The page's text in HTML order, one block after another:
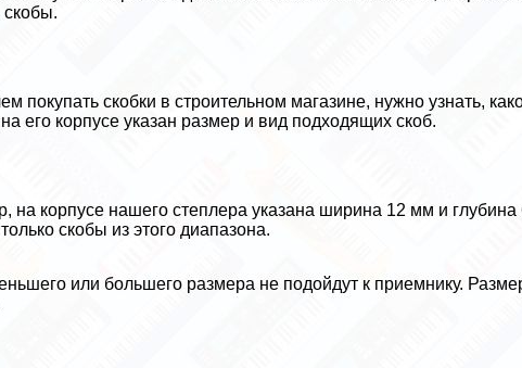
скобы.
покупать скобки в строительном магазине, нужно узнать,
его корпусе указан размер и вид подходящих скоб.
на корпусе нашего степлера указана ширина 12 мм и
скобы из этого диапазона.
или большего размера не подойдут к приемнику.